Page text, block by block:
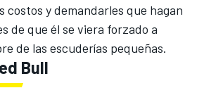
costos y demandarles que hagan
de que él se viera forzado a
de las escuderías pequeñas.
Bull